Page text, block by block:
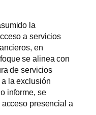
la
a servicios
en
se alinea con
de servicios
la exclusión
informe, se
presencial a